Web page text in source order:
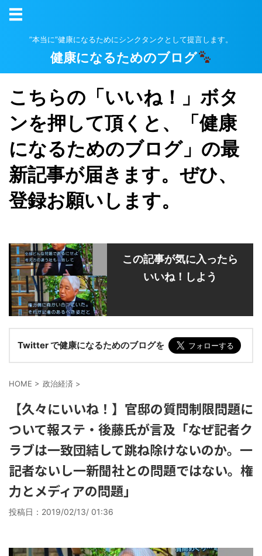
”本当に”健康になるためにシンクタンクとして提言します。
健康になるためのブログ
こちらの「いいね！」ボタ
ンを押して頂くと、「健康
になるためのブログ」の最
新記事が届きます。ぜひ、
登録お願いします。
この記事が気に入ったら
いいね！しよう
Twitter で健康になるためのブログを
HOME > 政治経済 >
【久々にいいね！】官邸の質問制限問題に
ついて報ステ・後藤氏が言及「なぜ記者ク
ラブは一致団結して跳ね除けないのか。一
記者ないし一新聞社との問題ではない。権
力とメディアの問題」
投稿日： 2019/02/13/ 01:36